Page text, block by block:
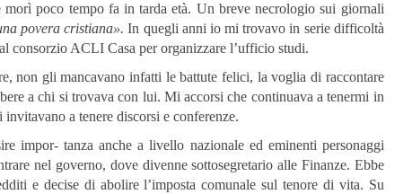
poco tempo fa in tarda età. Un breve necrologio sui giornali
povera cristiana». In quegli anni io mi trovavo in serie difficoltà
consorzio ACLI Casa per organizzare l’ufficio studi.
non gli mancavano infatti le battute felici, la voglia di raccontare
a chi si trovava con lui. Mi accorsi che continuava a tenermi in
a tenere discorsi e conferenze.
impor- tanza anche a livello nazionale ed eminenti personaggi
nel governo, dove divenne sottosegretario alle Finanze. Ebbe
e decise di abolire l’imposta comunale sul tenore di vita. Su